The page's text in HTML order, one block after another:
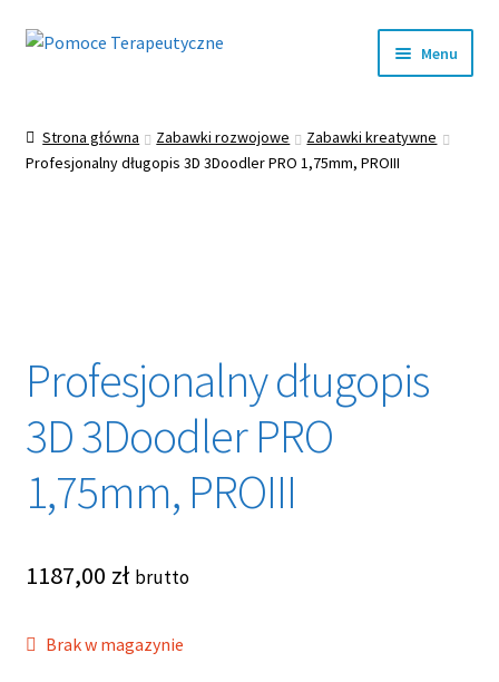
Przejdź
Przejdź
Menu
INTEGRACJA SENSORYCZNA
ZABAWKI WSPOMAGAJĄCE ROZWÓJ
SALA DOŚWIADCZANIA ŚWIATA
OCHRONA OSOBISTA
SPORT
Strona główna Zabawki rozwojowe
Zabawki kreatywne
Profesjonalny długopis 3D 3Doodler PRO 1,75mm, PROIII
Profesjonalny długopis
3D 3Doodler PRO
1,75mm, PROIII
1187,00 zł brutto
Brak w magazynie